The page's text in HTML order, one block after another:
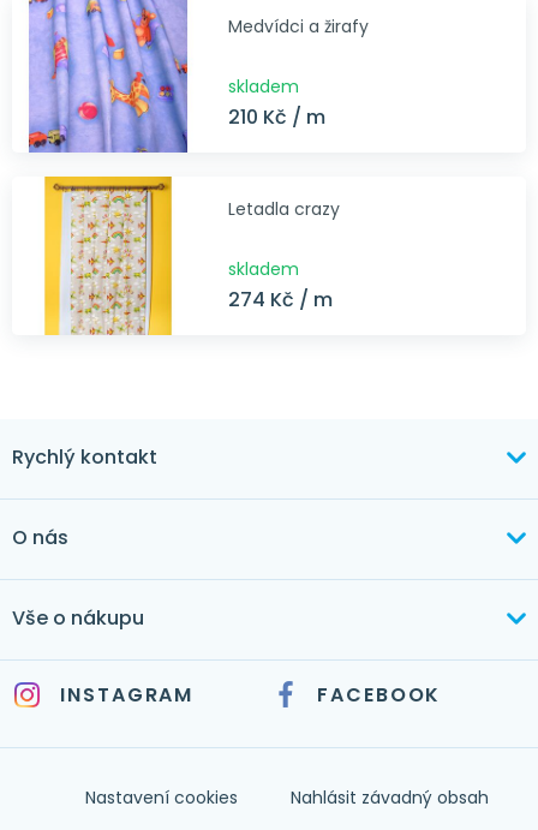
Medvídci a žirafy
skladem
210 Kč / m
Letadla crazy
skladem
274 Kč / m
Rychlý kontakt
info@byt-tex.cz
O nás
Služby
Vše o nákupu
INSTAGRAM FACEBOOK
Nastavení cookies Nahlásit závadný obsah